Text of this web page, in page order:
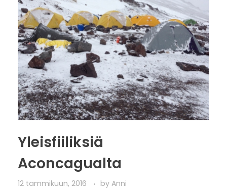
Yleisfiiliksiä
Aconcagualta
12 tammikuun, 2016 by Anni